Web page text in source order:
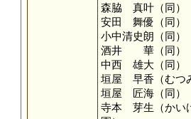
森脇 真叶（同）
安田 舞優（同）
小中清史朗（同）
酒井 華（同）
中西 雄大（同）
垣屋 早香（むつ
垣屋 匠海（同）
寺本 芽生（かい